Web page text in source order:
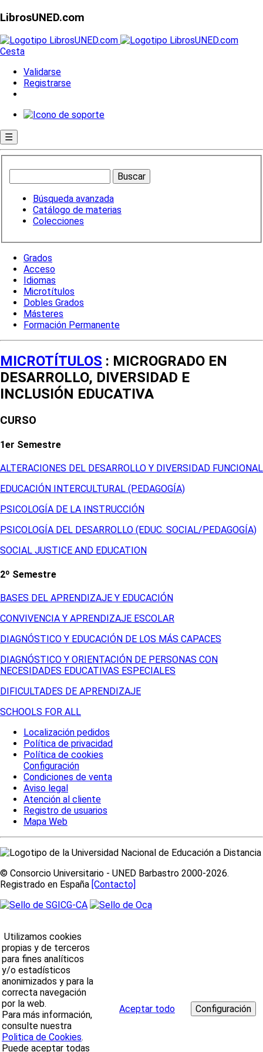
LibrosUNED.com
Cesta
Validarse
Registrarse
☰
Búsqueda avanzada
Catálogo de materias
Colecciones
Grados
Acceso
Idiomas
Microtítulos
Dobles Grados
Másteres
Formación Permanente
MICROTÍTULOS : MICROGRADO EN
DESARROLLO, DIVERSIDAD E
INCLUSIÓN EDUCATIVA
CURSO
1er Semestre
ALTERACIONES DEL DESARROLLO Y DIVERSIDAD FUNCIONAL
EDUCACIÓN INTERCULTURAL (PEDAGOGÍA)
PSICOLOGÍA DE LA INSTRUCCIÓN
PSICOLOGÍA DEL DESARROLLO (EDUC. SOCIAL/PEDAGOGÍA)
SOCIAL JUSTICE AND EDUCATION
2º Semestre
BASES DEL APRENDIZAJE Y EDUCACIÓN
CONVIVENCIA Y APRENDIZAJE ESCOLAR
DIAGNÓSTICO Y EDUCACIÓN DE LOS MÁS CAPACES
DIAGNÓSTICO Y ORIENTACIÓN DE PERSONAS CON
NECESIDADES EDUCATIVAS ESPECIALES
DIFICULTADES DE APRENDIZAJE
SCHOOLS FOR ALL
Localización pedidos
Política de privacidad
Política de cookies
Configuración
Condiciones de venta
Aviso legal
Atención al cliente
Registro de usuarios
Mapa Web
© Consorcio Universitario - UNED Barbastro 2000-2026.
Registrado en España [Contacto]
Utilizamos cookies
propias y de terceros
para fines analíticos
y/o estadísticos
anonimizados y para la
correcta navegación
por la web.
Para más información,
consulte nuestra
Politica de Cookies.
Puede aceptar todas
Aceptar todo